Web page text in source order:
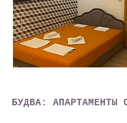
БУДВА: АПАРТАМЕНТЫ